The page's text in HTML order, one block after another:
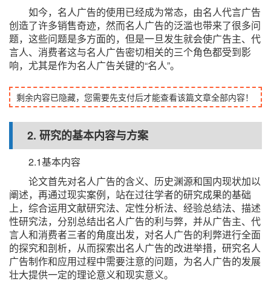
如今，名人广告的使用已经成为常态，由名人代言广告
创造了许多销售奇迹，然而名人广告的泛滥也带来了很多问
题，这些问题是多方面的，但是一旦发生就会使广告主、代
言人、消费者这与名人广告密切相关的三个角色都受到影
响，尤其是作为名人广告关键的“名人”。
剩余内容已隐藏，您需要先支付后才能查看该篇文章全部内容！
2. 研究的基本内容与方案
2.1基本内容
论文首先对名人广告的含义、历史渊源和国内现状加以
阐述，再通过现实案例，站在过往学者的研究成果的基础
上，综合运用文献研究法、定性分析法、经验总结法、描述
性研究法，分别总结出名人广告的利与弊，并从广告主、代
言人和消费者三者的角度出发，对名人广告的利弊进行全面
的探究和剖析，从而探索出名人广告的改进举措，研究名人
广告制作和应用过程中需要注意的问题，为名人广告的发展
壮大提供一定的理论意义和现实意义。